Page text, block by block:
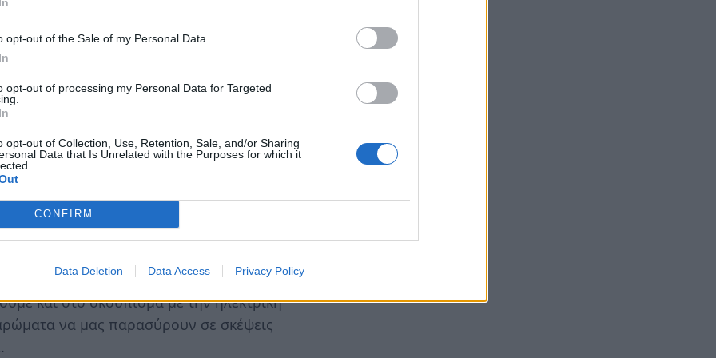
opt-out of the Sale of my Personal Data.
opt-out of processing my Personal Data for Targeted
opt-out of Collection, Use, Retention, Sale, and/or Sharing
Data that Is Unrelated with the Purposes for which it
CONFIRM
Data Deletion Data Access Privacy Policy
μάθημα ζωγραφικής, πέρα από
από το στρες. Όταν
τίποτα δεν μας αποσπά την προσοχή,
επικεντρώνεται στο εδώ και το τώρα.
του σπιτιού
αποτελέσει από μόνο του μια τέλεια
Ας εισπνεύσουμε το φρέσκο άρωμα
των υφασμάτων. Έτσι, θα εξασκήσουμε την
στο τέλος αντί για ταλαιπωρία, θα
και στο σκούπισμα με την ηλεκτρική
να μας παρασύρουν σε σκέψεις